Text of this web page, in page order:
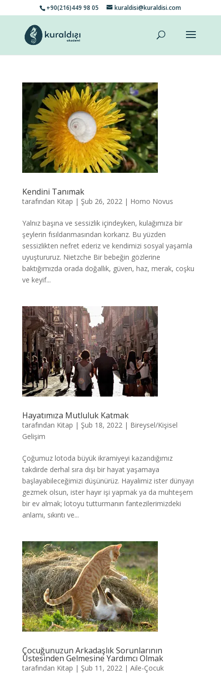
+90(216)449 98 05 kuraldisi@kuraldisi.com
Kendini Tanımak
tarafından Kitap | Şub 26, 2022| Homo Novus
Yalnız başına ve sessizlik içindeyken, kulağımıza bir
şeylerin fısıldanmasından korkarız. Bu yüzden
sessizlikten nefret ederiz ve kendimizi sosyal yaşamla
uyuştururuz. Nietzche Bir bebeğin gözlerine
baktığımızda orada doğallık, güven, haz, merak, coşku
ve keyif...
Hayatımıza Mutluluk Katmak
tarafından Kitap | Şub 18, 2022| Bireysel/Kişisel
Gelişim
Çoğumuz lotoda büyük ikramiyeyi kazandığımız
takdirde derhal sıra dışı bir hayat yaşamaya
başlayabileceğimizi düşünürüz. Hayalimiz ister dünyayı
gezmek olsun, ister hayır işi yapmak ya da muhteşem
bir ev almak; lotoyu tutturmanın fantezilerimizdeki
anlamı, sıkıntı ve...
Çocuğunuzun Arkadaşlık Sorunlarının
Üstesinden Gelmesine Yardımcı Olmak
tarafından Kitap | Şub 11, 2022| Aile-Çocuk